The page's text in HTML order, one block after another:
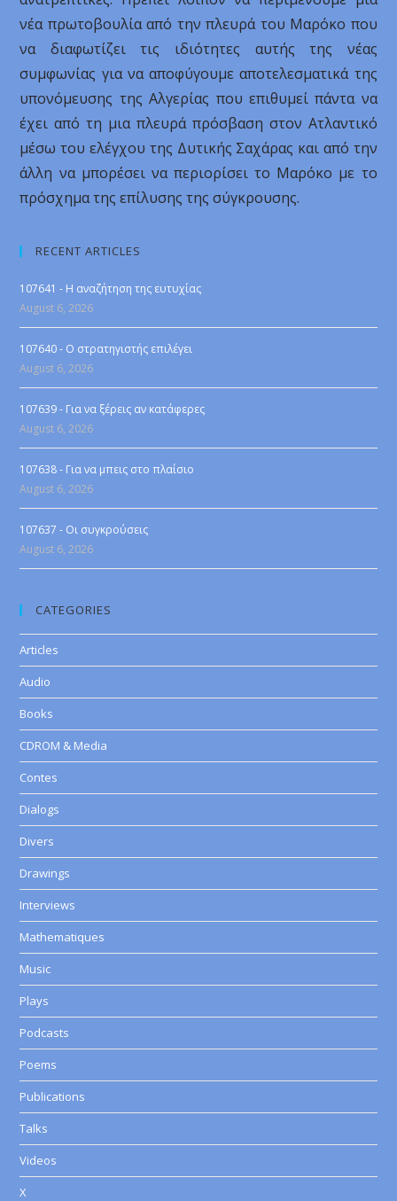
νέα πρωτοβουλία από την πλευρά του Μαρόκο που
να διαφωτίζει τις ιδιότητες αυτής της νέας
συμφωνίας για να αποφύγουμε αποτελεσματικά της
υπονόμευσης της Αλγερίας που επιθυμεί πάντα να
έχει από τη μια πλευρά πρόσβαση στον Ατλαντικό
μέσω του ελέγχου της Δυτικής Σαχάρας και από την
άλλη να μπορέσει να περιορίσει το Μαρόκο με το
πρόσχημα της επίλυσης της σύγκρουσης.
RECENT ARTICLES
107641 - Η αναζήτηση της ευτυχίας
August 6, 2026
107640 - Ο στρατηγιστής επιλέγει
August 6, 2026
107639 - Για να ξέρεις αν κατάφερες
August 6, 2026
107638 - Για να μπεις στο πλαίσιο
August 6, 2026
107637 - Οι συγκρούσεις
August 6, 2026
CATEGORIES
Articles
Audio
Books
CDROM & Media
Contes
Dialogs
Divers
Drawings
Interviews
Mathematiques
Music
Plays
Podcasts
Poems
Publications
Talks
Videos
X